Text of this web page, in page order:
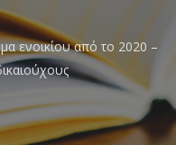
ενοικίου από το 2020 –